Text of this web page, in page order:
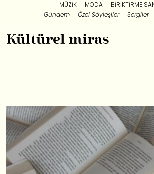
MÜZIK
MODA
BIRIKTIRME
Gündem
Özel Söyleşiler Sergiler
Kültürel miras